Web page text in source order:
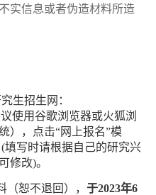
实信息或者伪造材料所造
生招生网：
议使用谷歌浏览器或火狐浏
）
，点击“网上报名”模
填写时请根据自己的研究兴
修改)。
（恕不退回）， 于2023年6